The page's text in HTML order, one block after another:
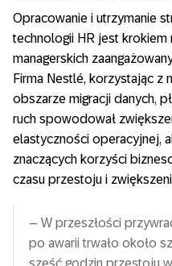
Opracowanie i utrzymanie
technologii HR jest
managerskich
Firma Nestlé, korzystając z
obszarze migracji danych,
ruch spowodował
elastyczności operacyjnej,
znaczących korzyści
czasu przestoju i
– W przeszłości
po awarii trwało około